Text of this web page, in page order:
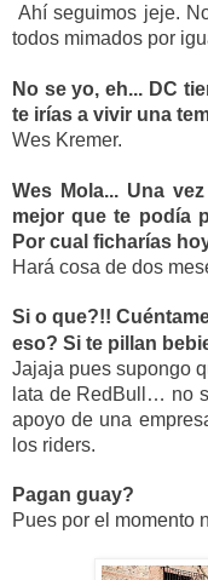
Ahí seguimos jeje.
todos mimados por
No se yo, eh... DC
te irías a vivir una
Wes Kremer.
Wes Mola... Una
mejor que te podía
Por cual ficharías
Hará cosa de dos
Si o que?!!
eso? Si te pillan
Jajaja pues supongo
lata de RedBull… no
apoyo de una
los riders.
Pagan guay?
Pues por el momento